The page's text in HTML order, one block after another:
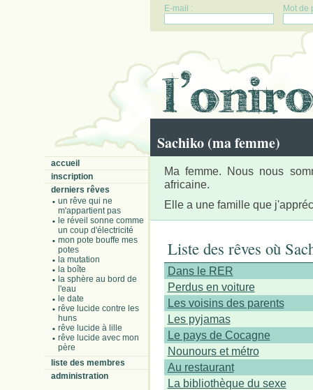
E-mail : Mot de
Sachiko (ma femme)
accueil
inscription
derniers rêves
un rêve qui ne
m'appartient pas
le réveil sonne comme
un coup d'électricité
mon pote bouffe mes
potes
la mutation
la boîte
la sphère au bord de
l'eau
le date
rêve lucide contre les
huns
rêve lucide à lille
rêve lucide avec mon
père
liste des membres
administration
Ma femme. Nous nous
africaine.
Elle a une famille que
Liste des rêves où
Dans le RER
Perdus en voiture
Les voisins des parents
Les pyjamas
Le pays de Cocagne
Nounours et métro
Au restaurant
La bibliothèque du sexe